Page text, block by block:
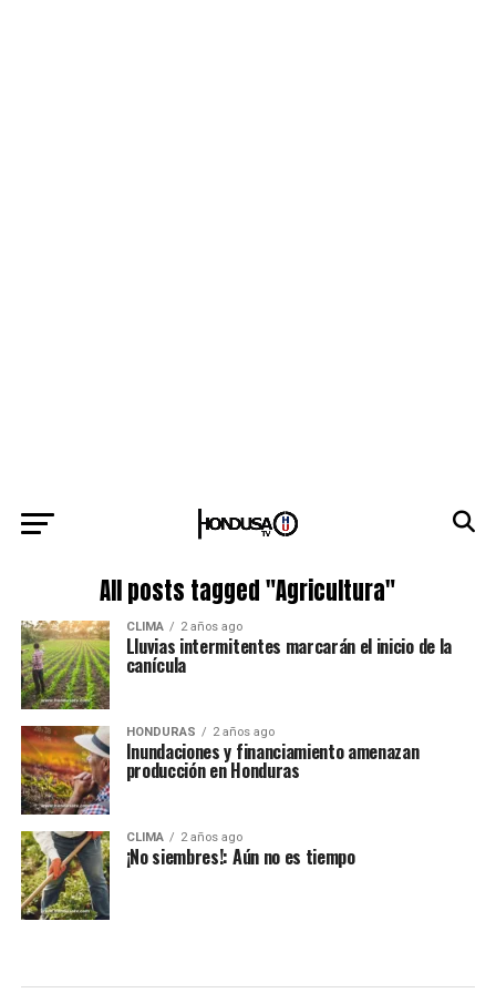
All posts tagged "Agricultura"
CLIMA 2 años ago
Lluvias intermitentes marcarán el inicio de la
canícula
HONDURAS 2 años ago
Inundaciones y financiamiento amenazan
producción en Honduras
CLIMA 2 años ago
¡No siembres!: Aún no es tiempo